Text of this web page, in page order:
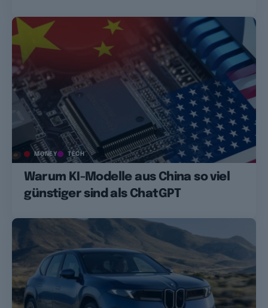
MONEY TECH
Warum KI-Modelle aus China so viel
günstiger sind als ChatGPT